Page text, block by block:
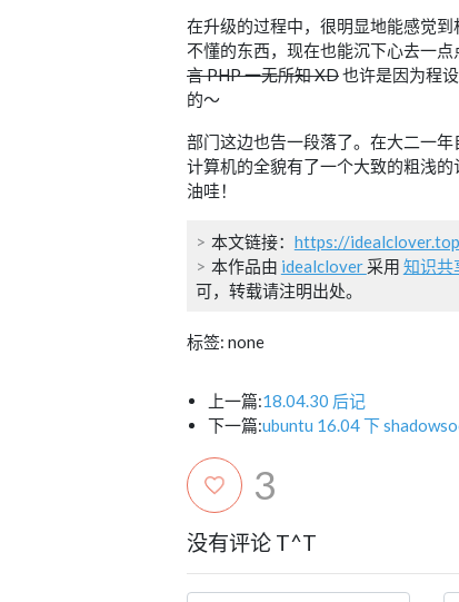
在升级的过程中，很明显地能感觉
不懂的东西，现在也能沉下心去一点
言 PHP 一无所知 XD也许是因为程
的～
部门这边也告一段落了。在大二一
计算机的全貌有了一个大致的粗浅
油哇！
本文链接： https://
本作品由 idealclover 采用 知识共
可，转载请注明出处。
标签: none
上一篇:18.04.30 后记
下一篇:ubuntu 16.04 下
3
没有评论 T^T